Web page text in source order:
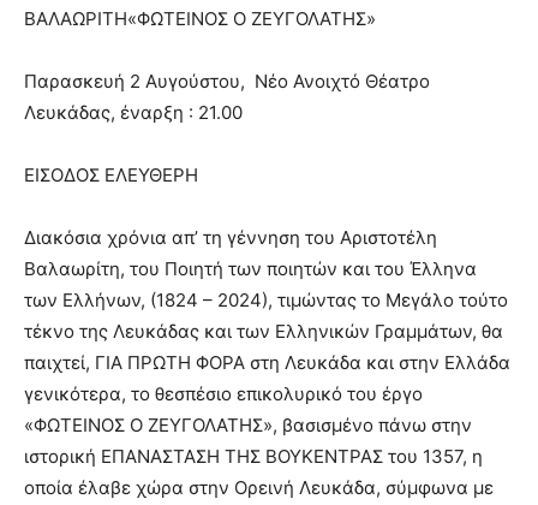
ΒΑΛΑΩΡΙΤΗ«ΦΩΤΕΙΝΟΣ Ο ΖΕΥΓΟΛΑΤΗΣ»
Παρασκευή 2 Αυγούστου, Νέο Ανοιχτό Θέατρο
Λευκάδας, έναρξη : 21.00
ΕΙΣΟΔΟΣ ΕΛΕΥΘΕΡΗ
Διακόσια χρόνια απ’ τη γέννηση του Αριστοτέλη
Βαλαωρίτη, του Ποιητή των ποιητών και του Έλληνα
των Ελλήνων, (1824 – 2024), τιμώντας το Μεγάλο τούτο
τέκνο της Λευκάδας και των Ελληνικών Γραμμάτων, θα
παιχτεί, ΓΙΑ ΠΡΩΤΗ ΦΟΡΑ στη Λευκάδα και στην Ελλάδα
γενικότερα, το θεσπέσιο επικολυρικό του έργο
«ΦΩΤΕΙΝΟΣ Ο ΖΕΥΓΟΛΑΤΗΣ», βασισμένο πάνω στην
ιστορική ΕΠΑΝΑΣΤΑΣΗ ΤΗΣ ΒΟΥΚΕΝΤΡΑΣ του 1357, η
οποία έλαβε χώρα στην Ορεινή Λευκάδα, σύμφωνα με